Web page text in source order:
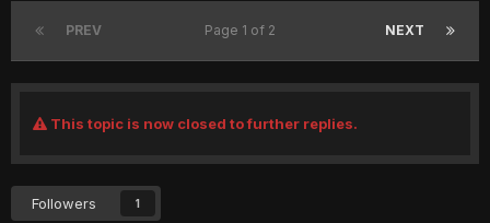
PREV NEXT
Page 1 of 2
This topic is now closed to further replies.
Followers 1